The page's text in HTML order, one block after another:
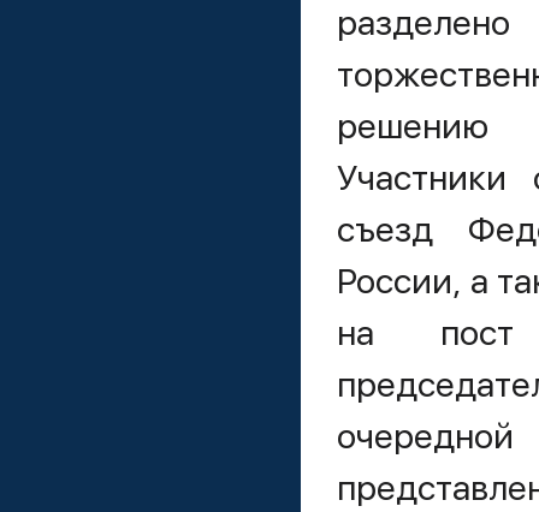
решению
съезд
России, а
на пост